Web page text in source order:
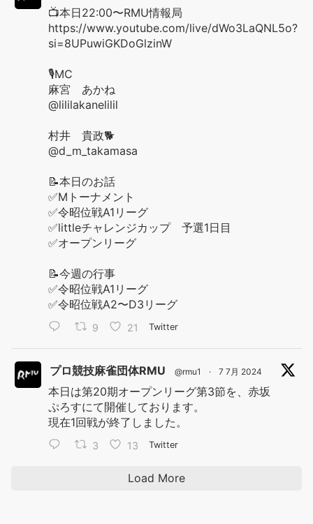
📺本日22:00〜RMU情報局
https://www.youtube.com/live/dWo3LaQNL5o?
si=8UPuwiGKDoGlzinW
🎙️MC
麻宮 あかね
@lililakanelilil
村井 貴政🐕
@d_m_takamasa
📝本日のお話
✅Mトーナメント
✅令昭位戦A1リーグ
✅littleチャレンジカップ 予選1日目
✅オープンリーグ
📝今週の行事
✅令昭位戦A1リーグ
✅令昭位戦A2〜D3リーグ
9 21 Twitter
プロ競技麻雀団体RMU @rmu1 · 7 7月 2024
本日は第20期オープンリーグ第3節を、赤坂
ぷろすにて開催しております。
現在1回戦が終了しました。
3 13 Twitter
Load More